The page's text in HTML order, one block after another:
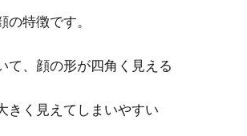
髪型を変えるときに悩むのが、髪の毛の長さに
えることでチ...
特徴です。
て、顔の形が四角く見える
きく見えてしまいやすい